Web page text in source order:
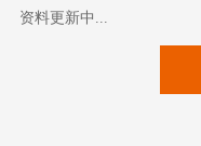
资料更新中...